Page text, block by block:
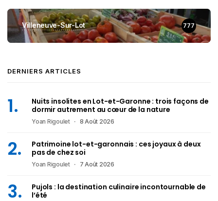
Villeneuve-Sur-Lot 777
DERNIERS ARTICLES
Nuits insolites en Lot-et-Garonne : trois façons de
dormir autrement au cœur de la nature
Yoan Rigoulet 8 Août 2026
Patrimoine lot-et-garonnais : ces joyaux à deux
pas de chez soi
Yoan Rigoulet 7 Août 2026
Pujols : la destination culinaire incontournable de
l’été